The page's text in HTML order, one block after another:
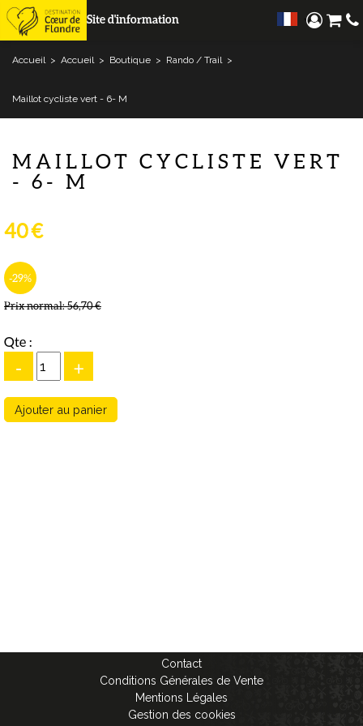
Site d'information
Accueil > Accueil > Boutique > Rando / Trail >
Maillot cycliste vert - 6- M
MAILLOT CYCLISTE VERT
- 6- M
40 €
-29%
Prix normal:56,70 €
Qte :
- +
Contact
Conditions Générales de Vente
Mentions Légales
Gestion des cookies